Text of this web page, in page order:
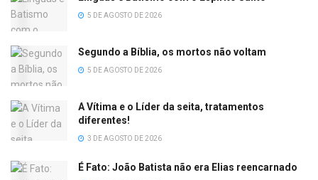
5 DE AGOSTO DE 2026
Segundo a Bíblia, os mortos não voltam
5 DE AGOSTO DE 2026
A Vítima e o Líder da seita, tratamentos
diferentes!
3 DE AGOSTO DE 2026
É Fato: João Batista não era Elias reencarnado